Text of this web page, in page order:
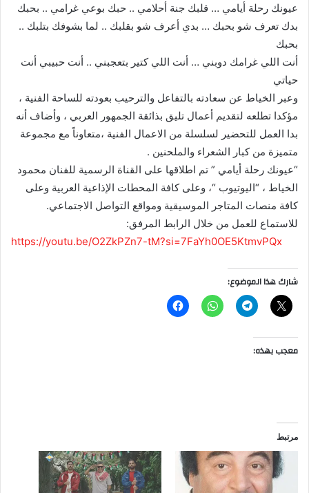
عيونك رحلة أيامي … قلبك جنة أحلامي .. حبك بوعي غرامي .. بحبك
بدك تعرف شو بحبك … بدي أعرف شو بقلبك .. لما بشوفك بتلبك ..
بحبك
أنت اللي غرامك دوبني … أنت اللي كتير بتعجبني .. أنت حبيبي أنت
حياتي
وعبر الخياط عن سعادته بالتفاعل والترحيب بعودته للساحة الفنية ،
مؤكدا تطلعه لتقديم أعمال تليق بذائقة الجمهور العربي ، وأضاف أنه
بدا العمل للتحضير لسلسلة من الاعمال الفنية ،متعاوناً مع مجموعة
متميزة من كبار الشعراء والملحنين .
“عيونك رحلة أيامي ” تم اطلاقها على القناة الرسمية للفنان محمود
الخياط ، “اليوتيوب “، وعلى كافة المحطات الإذاعية العربية وعلى
كافة منصات المتاجر الموسيقية ومواقع التواصل الاجتماعي.
للاستماع للعمل من خلال الرابط المرفق:
https://youtu.be/O2ZkPZn7-tM?si=7FaYh0OE5KtmvPQx
شارك هذا الموضوع:
معجب بهذه:
مرتبط